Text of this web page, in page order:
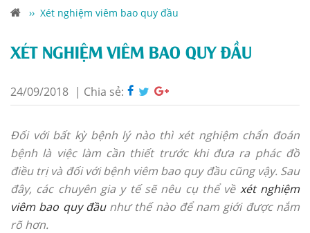
›› Xét nghiệm viêm bao quy đầu
XÉT NGHIỆM VIÊM BAO QUY ĐẦU
24/09/2018 | Chia sẻ:
Đối với bất kỳ bệnh lý nào thì xét nghiệm chẩn đoán
bệnh là việc làm cần thiết trước khi đưa ra phác đồ
điều trị và đối với bệnh viêm bao quy đầu cũng vậy. Sau
đây, các chuyên gia y tế sẽ nêu cụ thể về xét nghiệm
viêm bao quy đầunhư thế nào để nam giới được nắm
rõ hơn.